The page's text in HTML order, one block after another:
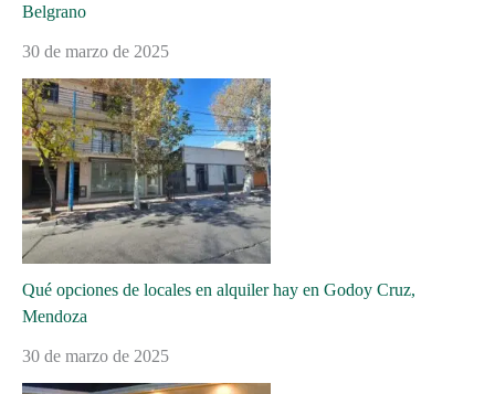
Belgrano
30 de marzo de 2025
Qué opciones de locales en alquiler hay en Godoy Cruz,
Mendoza
30 de marzo de 2025